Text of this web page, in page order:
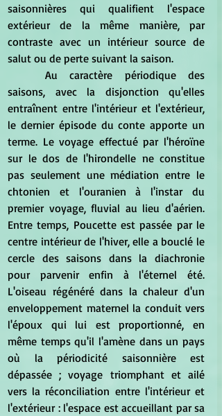
saisonnières qui qualifient l'espace
extérieur de la même manière, par
contraste avec un intérieur source de
salut ou de perte suivant la saison.
saisons, avec la disjonction qu'elles
entraînent entre l'intérieur et l'extérieur,
le dernier épisode du conte apporte un
terme. Le voyage effectué par l'héroïne
sur le dos de l'hirondelle ne constitue
pas seulement une médiation entre le
chtonien et l'ouranien à l'instar du
premier voyage, fluvial au lieu d'aérien.
Entre temps, Poucette est passée par le
centre intérieur de l'hiver, elle a bouclé le
cercle des saisons dans la diachronie
pour parvenir enfin à l'éternel été.
L'oiseau régénéré dans la chaleur d'un
enveloppement maternel la conduit vers
l'époux qui lui est proportionné, en
même temps qu'il l'amène dans un pays
où la périodicité saisonnière est
dépassée ; voyage triomphant et ailé
vers la réconciliation entre l'intérieur et
l'extérieur : l'espace est accueillant par sa